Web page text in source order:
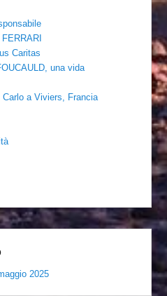
Caritas
una vida
a Viviers, Francia
2025